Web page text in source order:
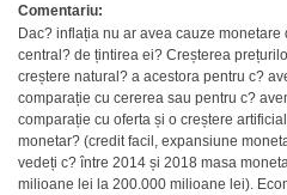
Comentariu:
Dac? inflația nu ar avea cauze
central? de țintirea ei? Creșterea
creștere natural? a acestora pentru c?
comparație cu cererea sau pentru c?
comparație cu oferta și o creștere
monetar? (credit facil, expansiune
vedeți c? între 2014 și 2018 masa
milioane lei la 200.000 milioane lei).